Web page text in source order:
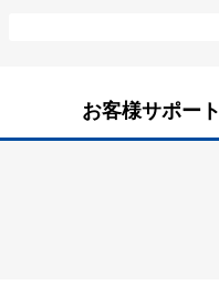
お客様サポート